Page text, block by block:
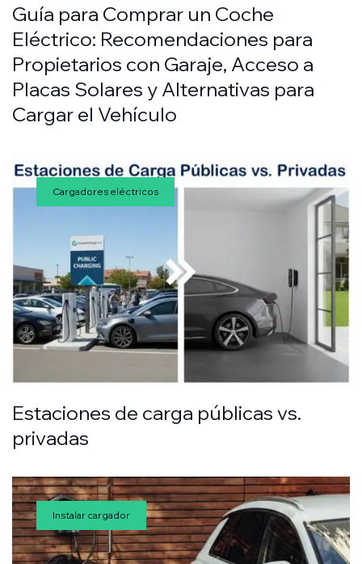
Guía para Comprar un Coche
Eléctrico: Recomendaciones para
Propietarios con Garaje, Acceso a
Placas Solares y Alternativas para
Cargar el Vehículo
Cargadores eléctricos
Estaciones de carga públicas vs.
privadas
Instalar cargador